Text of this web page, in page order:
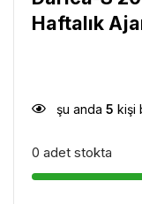
Haftalık
şu anda 5 kişi
0 adet stokta